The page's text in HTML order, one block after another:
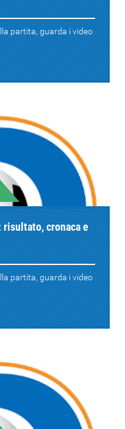
partita, guarda i video
cronaca e
partita, guarda i video